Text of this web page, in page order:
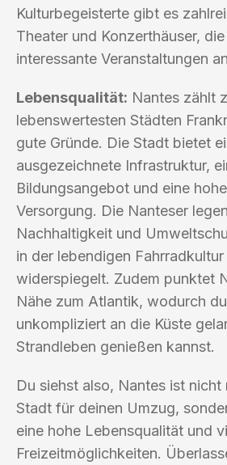
Kulturbegeisterte gibt es
Theater und Konzerthäuser,
interessante Veranstaltungen
Lebensqualität: Nantes zählt
lebenswertesten Städten
gute Gründe. Die Stadt bietet
ausgezeichnete Infrastruktur,
Bildungsangebot und eine
Versorgung. Die Nanteser
Nachhaltigkeit und
in der lebendigen
widerspiegelt. Zudem punktet
Nähe zum Atlantik, wodurch
unkompliziert an die Küste
Strandleben genießen kannst.
Du siehst also, Nantes ist
Stadt für deinen Umzug,
eine hohe Lebensqualität und
Freizeitmöglichkeiten.